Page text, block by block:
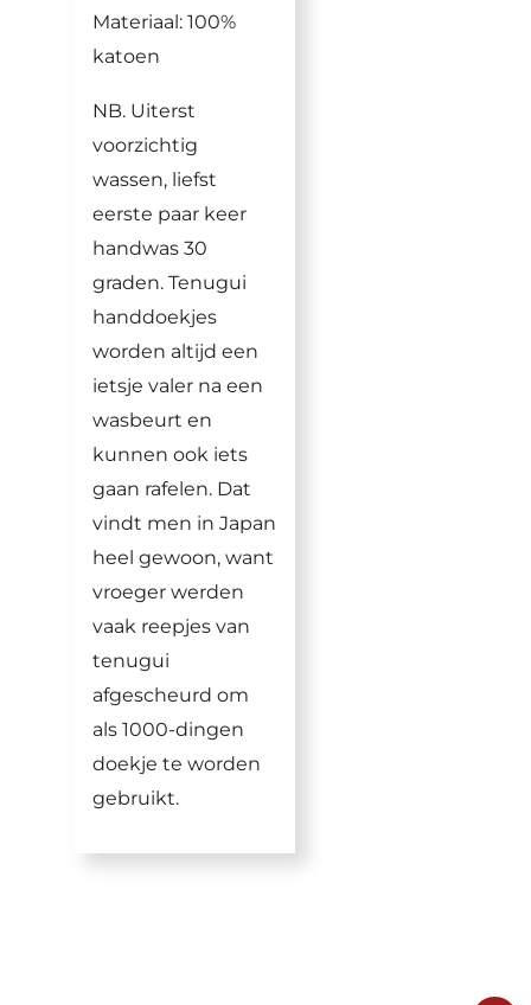
Materiaal: 100%
katoen
NB. Uiterst
voorzichtig
wassen, liefst
eerste paar keer
handwas 30
graden. Tenugui
handdoekjes
worden altijd een
ietsje valer na een
wasbeurt en
kunnen ook iets
gaan rafelen. Dat
vindt men in Japan
heel gewoon, want
vroeger werden
vaak reepjes van
tenugui
afgescheurd om
als 1000-dingen
doekje te worden
gebruikt.